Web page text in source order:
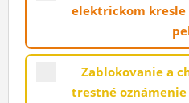
MÔJ PROFIL
NASTAVENIA
ROLETA
elektrickom kresle
Zablokovanie a
trestné